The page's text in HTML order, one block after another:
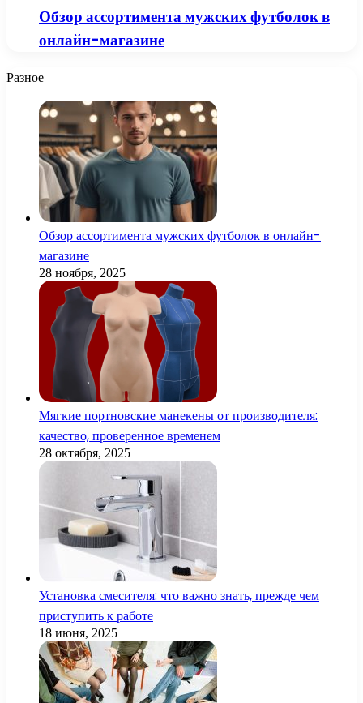
Обзор ассортимента мужских футболок в
онлайн-магазине
Разное
Обзор ассортимента мужских футболок в онлайн-
магазине
28 ноября, 2025
Мягкие портновские манекены от производителя:
качество, проверенное временем
28 октября, 2025
Установка смесителя: что важно знать, прежде чем
приступить к работе
18 июня, 2025